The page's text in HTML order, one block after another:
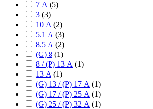
7 А (5)
3 (3)
10 А (2)
5.1 А (3)
8.5 А (2)
(G) 8 (1)
8 / (P) 13 А (1)
13 А (1)
(G) 13 / (P) 17 А (1)
(G) 17 / (P) 25 А (1)
(G) 25 / (P) 32 А (1)